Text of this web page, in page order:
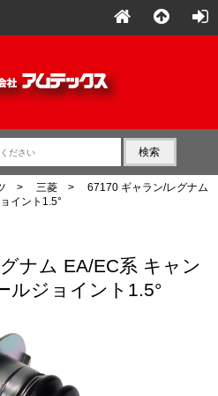
> 三菱> 67170 ギャラン/レグナム
イント1.5°
ナム EA/EC系 キャン
ルジョイント1.5°